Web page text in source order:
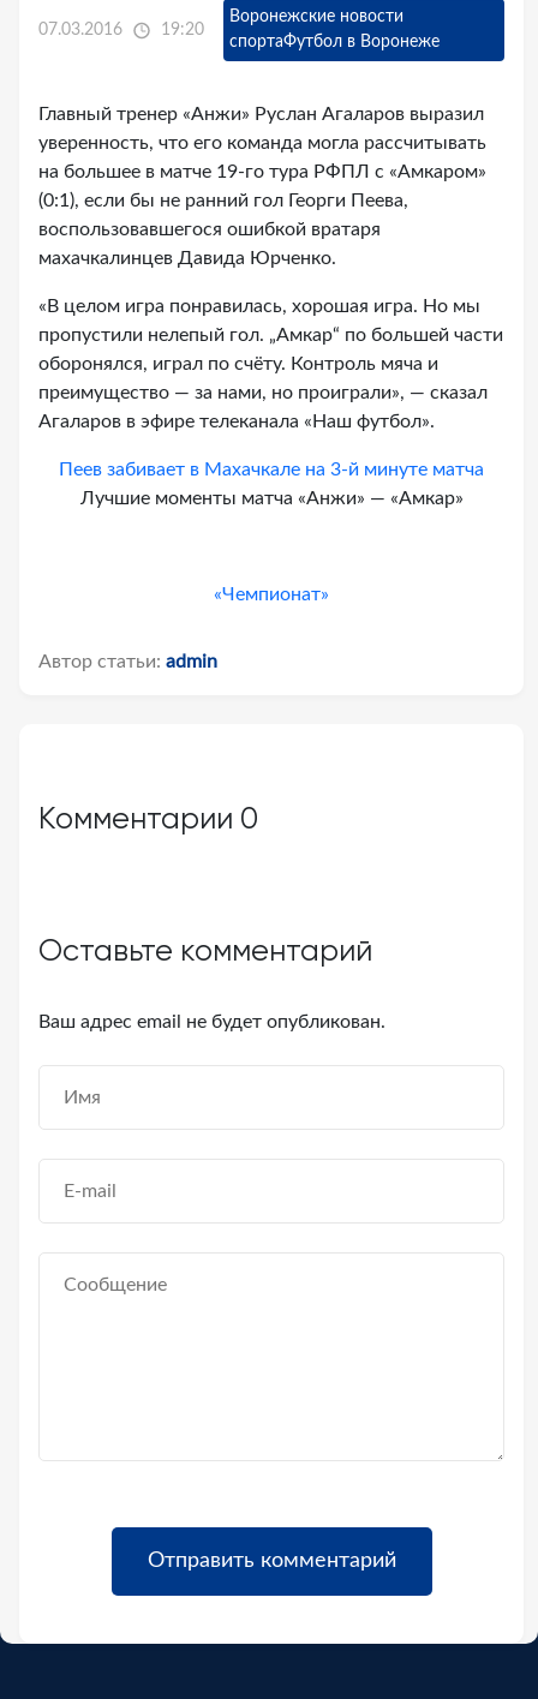
07.03.2016 19:20
Воронежские новости
спортаФутбол в Воронеже
Главный тренер «Анжи» Руслан Агаларов выразил
уверенность, что его команда могла рассчитывать
на большее в матче 19-го тура РФПЛ с «Амкаром»
(0:1), если бы не ранний гол Георги Пеева,
воспользовавшегося ошибкой вратаря
махачкалинцев Давида Юрченко.
«В целом игра понравилась, хорошая игра. Но мы
пропустили нелепый гол. „Амкар“ по большей части
оборонялся, играл по счёту. Контроль мяча и
преимущество — за нами, но проиграли», — сказал
Агаларов в эфире телеканала «Наш футбол».
Пеев забивает в Махачкале на 3-й минуте матча
Лучшие моменты матча «Анжи» — «Амкар»
«Чемпионат»
Автор статьи: admin
Комментарии 0
Оставьте комментарий
Ваш адрес email не будет опубликован.